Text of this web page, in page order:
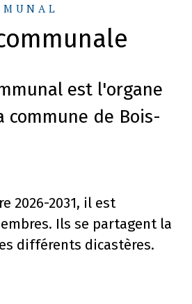
est l'organe
commune de Bois-
2026-2031, il est
Ils se partagent la
différents dicastères.